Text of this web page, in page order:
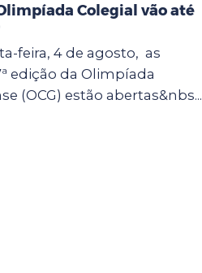
Colegial vão até
feira, 4 de agosto, as
edição da Olimpíada
(OCG) estão abertas&nbs...